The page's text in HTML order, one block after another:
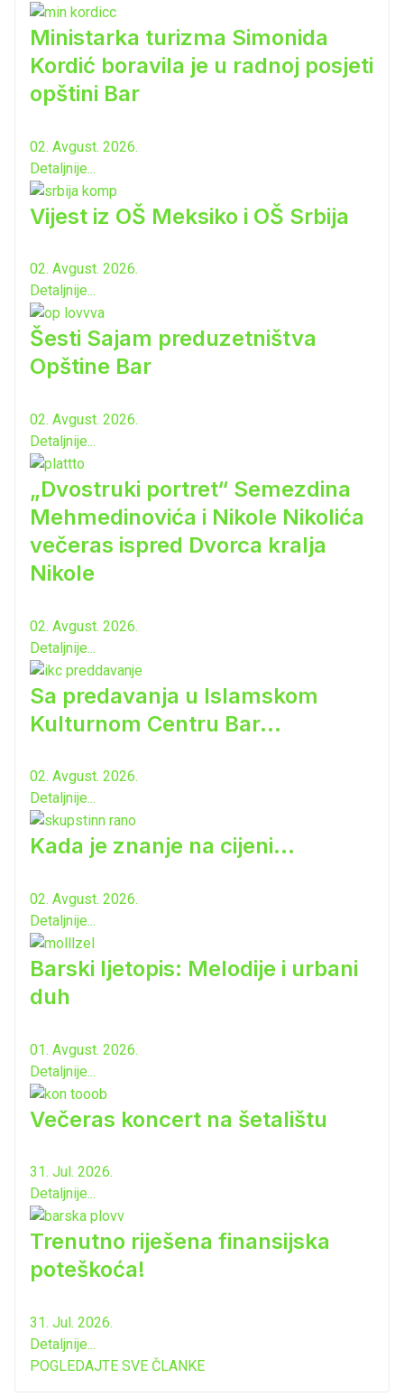
Ministarka turizma Simonida
Kordić boravila je u radnoj posjeti
opštini Bar
02. Avgust. 2026.
Detaljnije...
Vijest iz OŠ Meksiko i OŠ Srbija
02. Avgust. 2026.
Detaljnije...
Šesti Sajam preduzetništva
Opštine Bar
02. Avgust. 2026.
Detaljnije...
„Dvostruki portret“ Semezdina
Mehmedinovića i Nikole Nikolića
večeras ispred Dvorca kralja
Nikole
02. Avgust. 2026.
Detaljnije...
Sa predavanja u Islamskom
Kulturnom Centru Bar...
02. Avgust. 2026.
Detaljnije...
Kada je znanje na cijeni...
02. Avgust. 2026.
Detaljnije...
Barski ljetopis: Melodije i urbani
duh
01. Avgust. 2026.
Detaljnije...
Večeras koncert na šetalištu
31. Jul. 2026.
Detaljnije...
Trenutno riješena finansijska
poteškoća!
31. Jul. 2026.
Detaljnije...
POGLEDAJTE SVE ČLANKE